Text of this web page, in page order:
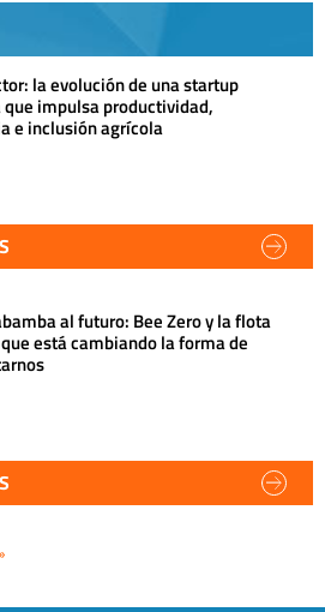
la evolución de una startup
impulsa productividad,
e inclusión agrícola
al futuro: Bee Zero y la flota
está cambiando la forma de